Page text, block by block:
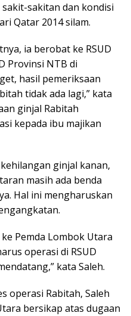
sakitan dan kondisi
Qatar 2014 silam.
ia berobat ke RSUD
Provinsi NTB di
hasil pemeriksaan
tidak ada lagi,” kata
ginjal Rabitah
kepada ibu majikan
ginjal kanan,
masih ada benda
Hal ini mengharuskan
Pemda Lombok Utara
operasi di RSUD
kata Saleh.
operasi Rabitah, Saleh
bersikap atas dugaan